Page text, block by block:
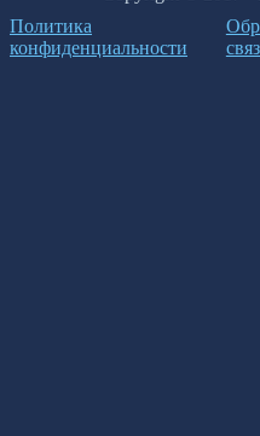
Политика
конфиденциальности